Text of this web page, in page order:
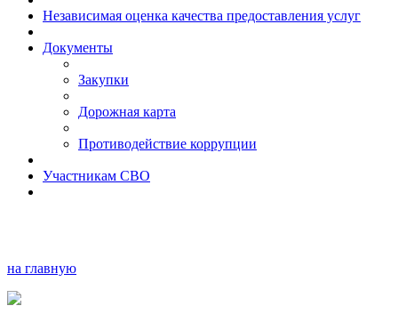
Независимая оценка качества предоставления услуг
Документы
Закупки
Дорожная карта
Противодействие коррупции
Участникам СВО
на главную